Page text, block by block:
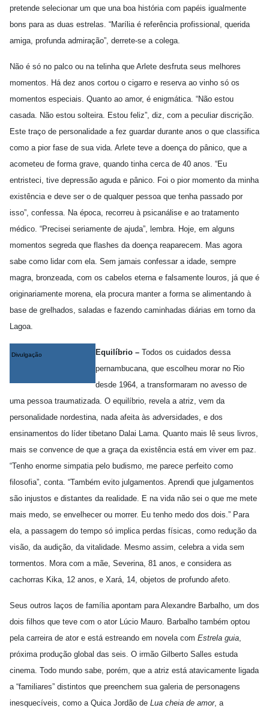
pretende selecionar um que una boa história com papéis igualmente
bons para as duas estrelas. “Marília é referência profissional, querida
amiga, profunda admiração”, derrete-se a colega.
Não é só no palco ou na telinha que Arlete desfruta seus melhores
momentos. Há dez anos cortou o cigarro e reserva ao vinho só os
momentos especiais. Quanto ao amor, é enigmática. “Não estou
casada. Não estou solteira. Estou feliz”, diz, com a peculiar discrição.
Este traço de personalidade a fez guardar durante anos o que classifica
como a pior fase de sua vida. Arlete teve a doença do pânico, que a
acometeu de forma grave, quando tinha cerca de 40 anos. “Eu
entristeci, tive depressão aguda e pânico. Foi o pior momento da minha
existência e deve ser o de qualquer pessoa que tenha passado por
isso”, confessa. Na época, recorreu à psicanálise e ao tratamento
médico. “Precisei seriamente de ajuda”, lembra. Hoje, em alguns
momentos segreda que flashes da doença reaparecem. Mas agora
sabe como lidar com ela. Sem jamais confessar a idade, sempre
magra, bronzeada, com os cabelos eterna e falsamente louros, já que é
originariamente morena, ela procura manter a forma se alimentando à
base de grelhados, saladas e fazendo caminhadas diárias em torno da
Lagoa.
Divulgação Equilíbrio – Todos os cuidados dessa
pernambucana, que escolheu morar no Rio
desde 1964, a transformaram no avesso de
uma pessoa traumatizada. O equilíbrio, revela a atriz, vem da
personalidade nordestina, nada afeita às adversidades, e dos
ensinamentos do líder tibetano Dalai Lama. Quanto mais lê seus livros,
mais se convence de que a graça da existência está em viver em paz.
“Tenho enorme simpatia pelo budismo, me parece perfeito como
filosofia”, conta. “Também evito julgamentos. Aprendi que julgamentos
são injustos e distantes da realidade. E na vida não sei o que me mete
mais medo, se envelhecer ou morrer. Eu tenho medo dos dois.” Para
ela, a passagem do tempo só implica perdas físicas, como redução da
visão, da audição, da vitalidade. Mesmo assim, celebra a vida sem
tormentos. Mora com a mãe, Severina, 81 anos, e considera as
cachorras Kika, 12 anos, e Xará, 14, objetos de profundo afeto.
Seus outros laços de família apontam para Alexandre Barbalho, um dos
dois filhos que teve com o ator Lúcio Mauro. Barbalho também optou
pela carreira de ator e está estreando em novela com Estrela guia,
próxima produção global das seis. O irmão Gilberto Salles estuda
cinema. Todo mundo sabe, porém, que a atriz está atavicamente ligada
a “familiares” distintos que preenchem sua galeria de personagens
inesquecíveis, como a Quica Jordão de Lua cheia de amor, a